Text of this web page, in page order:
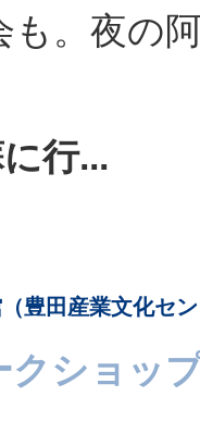
も。夜の
行...
豊田産業文化セ
クショッ